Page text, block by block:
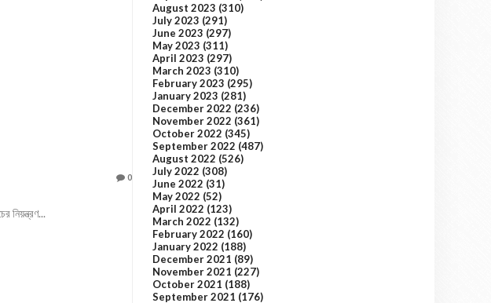
0
নিয়ন্ত্রণ...
August 2023 (310)
July 2023 (291)
June 2023 (297)
May 2023 (311)
April 2023 (297)
March 2023 (310)
February 2023 (295)
January 2023 (281)
December 2022 (236)
November 2022 (361)
October 2022 (345)
September 2022 (487)
August 2022 (526)
July 2022 (308)
June 2022 (31)
May 2022 (52)
April 2022 (123)
March 2022 (132)
February 2022 (160)
January 2022 (188)
December 2021 (89)
November 2021 (227)
October 2021 (188)
September 2021 (176)